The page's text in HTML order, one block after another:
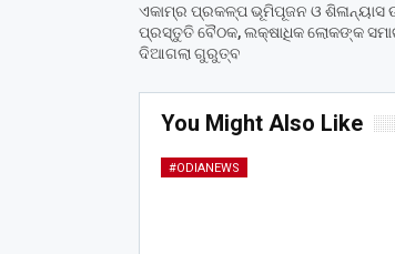
ଏକାମ୍ର ପ୍ରକଳ୍ପ ଭୂମିପୂଜନ ଓ ଶିଳାନ୍ୟାସ
ପ୍ରସ୍ତୁତି ବୈଠକ, ଲକ୍ଷାଧିକ ଲୋକଙ୍କ
ଦିଆଗଲା ଗୁରୁତ୍ବ
You Might Also Like
#ODIANEWS